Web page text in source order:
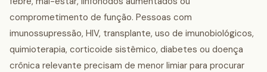
comprometimento de função. Pessoas com
imunossupressão, HIV, transplante, uso de imunobiológicos,
quimioterapia, corticoide sistêmico, diabetes ou doença
crônica relevante precisam de menor limiar para procurar